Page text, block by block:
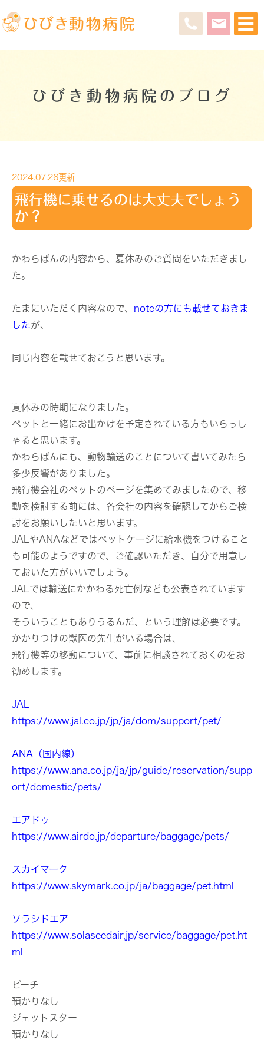
ひびき動物病院のブログ
2024.07.26更新
飛行機に乗せるのは大丈夫でしょう
か？
かわらばんの内容から、夏休みのご質問をいただきまし
た。
たまにいただく内容なので、 noteの方にも載せておきま
したが、
同じ内容を載せておこうと思います。
夏休みの時期になりました。
ペットと一緒にお出かけを予定されている方もいらっし
ゃると思います。
かわらばんにも、動物輸送のことについて書いてみたら
多少反響がありました。
飛行機会社のペットのページを集めてみましたので、移
動を検討する前には、各会社の内容を確認してからご検
討をお願いしたいと思います。
JALやANAなどではペットケージに給水機をつけること
も可能のようですので、ご確認いただき、自分で用意し
ておいた方がいいでしょう。
JALでは輸送にかかわる死亡例なども公表されています
ので、
そういうこともありうるんだ、という理解は必要です。
かかりつけの獣医の先生がいる場合は、
飛行機等の移動について、事前に相談されておくのをお
勧めします。
JAL
https://www.jal.co.jp/jp/ja/dom/support/pet/
ANA（国内線）
https://www.ana.co.jp/ja/jp/guide/reservation/supp
ort/domestic/pets/
エアドゥ
https://www.airdo.jp/departure/baggage/pets/
スカイマーク
https://www.skymark.co.jp/ja/baggage/pet.html
ソラシドエア
https://www.solaseedair.jp/service/baggage/pet.ht
ml
ピーチ
預かりなし
ジェットスター
預かりなし